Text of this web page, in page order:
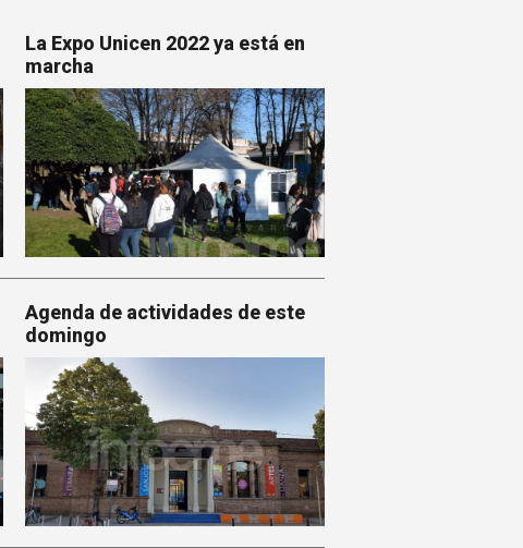
La Expo Unicen 2022 ya está en
marcha
Agenda de actividades de este
domingo